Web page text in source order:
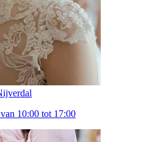
10:00 tot 17:00